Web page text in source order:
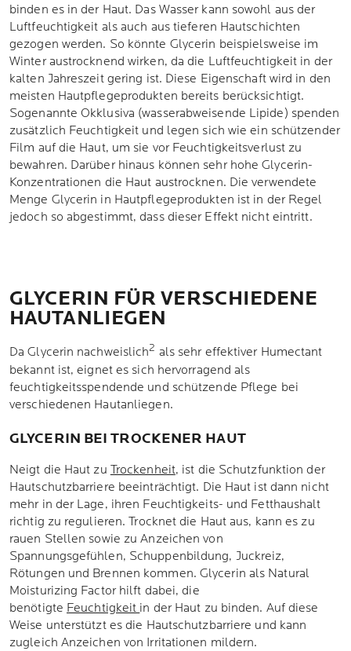
binden es in der Haut. Das Wasser kann sowohl aus der
Luftfeuchtigkeit als auch aus tieferen Hautschichten
gezogen werden. So könnte Glycerin beispielsweise im
Winter austrocknend wirken, da die Luftfeuchtigkeit in der
kalten Jahreszeit gering ist. Diese Eigenschaft wird in den
meisten Hautpflegeprodukten bereits berücksichtigt.
Sogenannte Okklusiva (wasserabweisende Lipide) spenden
zusätzlich Feuchtigkeit und legen sich wie ein schützender
Film auf die Haut, um sie vor Feuchtigkeitsverlust zu
bewahren. Darüber hinaus können sehr hohe Glycerin-
Konzentrationen die Haut austrocknen. Die verwendete
Menge Glycerin in Hautpflegeprodukten ist in der Regel
jedoch so abgestimmt, dass dieser Effekt nicht eintritt.
GLYCERIN FÜR VERSCHIEDENE
HAUTANLIEGEN
Da Glycerin nachweislich2 als sehr effektiver Humectant
bekannt ist, eignet es sich hervorragend als
feuchtigkeitsspendende und schützende Pflege bei
verschiedenen Hautanliegen.
GLYCERIN BEI TROCKENER HAUT
Neigt die Haut zu Trockenheit, ist die Schutzfunktion der
Hautschutzbarriere beeinträchtigt. Die Haut ist dann nicht
mehr in der Lage, ihren Feuchtigkeits- und Fetthaushalt
richtig zu regulieren. Trocknet die Haut aus, kann es zu
rauen Stellen sowie zu Anzeichen von
Spannungsgefühlen, Schuppenbildung, Juckreiz,
Rötungen und Brennen kommen. Glycerin als Natural
Moisturizing Factor hilft dabei, die
benötigte Feuchtigkeit in der Haut zu binden. Auf diese
Weise unterstützt es die Hautschutzbarriere und kann
zugleich Anzeichen von Irritationen mildern.